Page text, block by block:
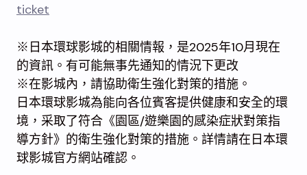
ticket
※日本環球影城的相關情報，是2025年10月現在
的資訊。有可能無事先通知的情況下更改
※在影城內，請協助衛生強化對策的措施。
日本環球影城為能向各位賓客提供健康和安全的環
境，采取了符合《園區/遊樂園的感染症狀對策指
導方針》的衛生強化對策的措施。詳情請在日本環
球影城官方網站確認。